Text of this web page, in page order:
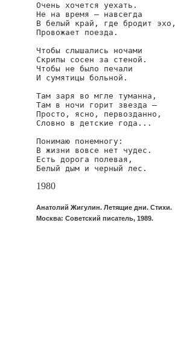
Очень хочется уехать.
Не на время — навсегда
В белый край, где бродит эхо,
Провожает поезда.
Чтобы слышались ночами
Скрипы сосен за стеной.
Чтобы не было печали
И сумятицы больной.
Там заря во мгле туманна,
Там в ночи горит звезда —
Просто, ясно, первозданно,
Словно в детские года...
Понимаю понемногу:
В жизни вовсе нет чудес.
Есть дорога полевая,
Белый дым и черный лес.
1980
Анатолий Жигулин. Летящие дни. Стихи.
Москва: Советский писатель, 1989.